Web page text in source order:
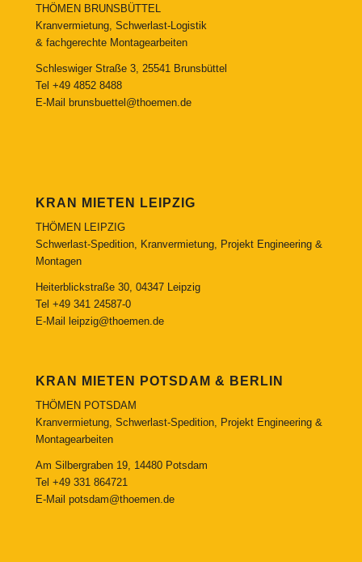
THÖMEN BRUNSBÜTTEL
Kranvermietung, Schwerlast-Logistik
& fachgerechte Montagearbeiten
Schleswiger Straße 3, 25541 Brunsbüttel
Tel +49 4852 8488
E-Mail
brunsbuettel@thoemen.de
KRAN MIETEN LEIPZIG
THÖMEN LEIPZIG
Schwerlast-Spedition, Kranvermietung, Projekt Engineering &
Montagen
Heiterblickstraße 30, 04347 Leipzig
Tel +49 341 24587-0
E-Mail
leipzig@thoemen.de
KRAN MIETEN POTSDAM & BERLIN
THÖMEN POTSDAM
Kranvermietung, Schwerlast-Spedition, Projekt Engineering &
Montagearbeiten
Am Silbergraben 19, 14480 Potsdam
Tel +49 331 864721
E-Mail potsdam@thoemen.de